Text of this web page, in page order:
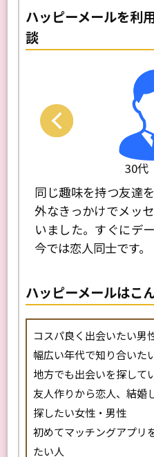
ハッピーメールを利
談
が、意
と出会
なり、
30
性格が合う人とマッ
始めました。プロ
で、価値観が合う相
ました。今は落ち着
ハッピーメールはこ
コスパ良く出会いたい男
幅広い年代で知り合いた
地方でも出会いを探して
友人作りから恋人、結婚
探したい女性・男性
初めてマッチングアプリ